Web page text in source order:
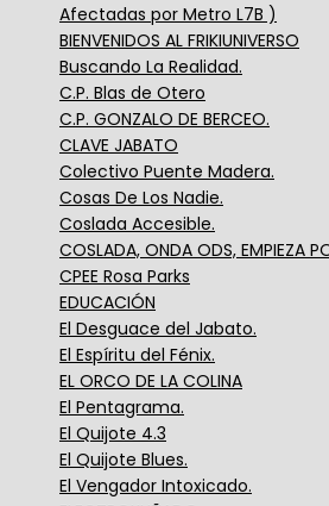
Afectadas por Metro L7B )
BIENVENIDOS AL FRIKIUNIVERSO
Buscando La Realidad.
C.P. Blas de Otero
C.P. GONZALO DE BERCEO.
CLAVE JABATO
Colectivo Puente Madera.
Cosas De Los Nadie.
Coslada Accesible.
COSLADA, ONDA ODS, EMPIEZA
CPEE Rosa Parks
EDUCACIÓN
El Desguace del Jabato.
El Espíritu del Fénix.
EL ORCO DE LA COLINA
El Pentagrama.
El Quijote 4.3
El Quijote Blues.
El Vengador Intoxicado.